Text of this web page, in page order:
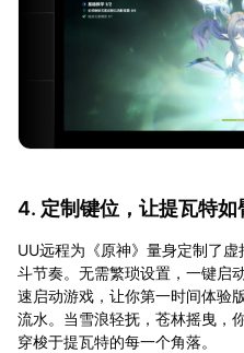
4. 定制键位，让提瓦特如
UU远程为《原神》量身定制了
斗节奏。无需繁琐设置，一键启
速启动游戏，让你第一时间体验
流水。当雪浪轻抚，苍林摇曳，
穿梭于提瓦特的每一个角落。